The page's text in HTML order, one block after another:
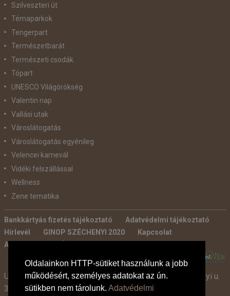
Oldalainkon HTTP-sütiket használunk a jobb
működésért, személyes adatokat az ún.
sütikben nem tárolunk. Adatvédelmi
Szilveszteri út
Témaparkok
Tengerpart
Természetbarát
Természeti csodák
Tópart
UNESCO Világörökség
Valentin nap
Vallási utak
Városlátogatás
Városlátogatás egyénileg
Velencei karnevál
Vidéki felszállással
Wellness
Zene tematika
Bankkártyás fizetés tájékoztató
Adatvédelmi tájékoztató
Hírlevél
GINOP SZÉCHENYI 2020
Kapcsolat
Ajánlatkérés
Utazási Iroda -TdM Travel Tours Kft. 2600 Vác, Széchenyi u.
3-7.